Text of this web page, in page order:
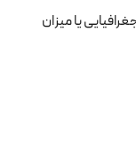
یا میزان